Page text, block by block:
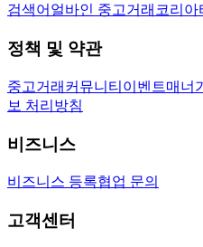
검색어 얼바인 중고거래 코리아
정책 및 약관
중고거래 커뮤니티 이벤트매너
보 처리방침
비즈니스
비즈니스 등록협업 문의
고객센터